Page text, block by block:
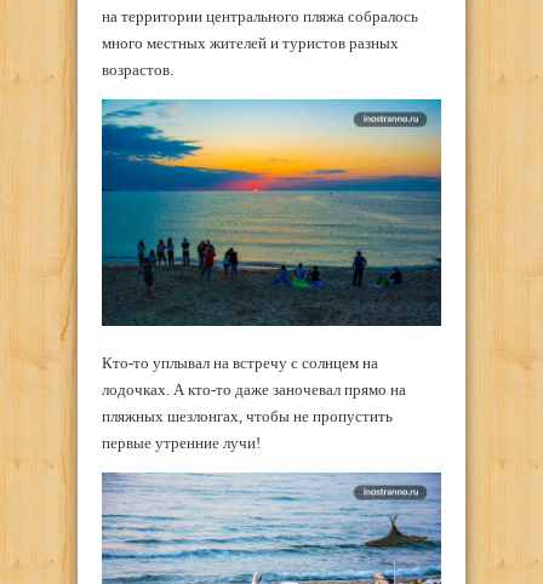
на территории центрального пляжа собралось
много местных жителей и туристов разных
возрастов.
Кто-то уплывал на встречу с солнцем на
лодочках. А кто-то даже заночевал прямо на
пляжных шезлонгах, чтобы не пропустить
первые утренние лучи!